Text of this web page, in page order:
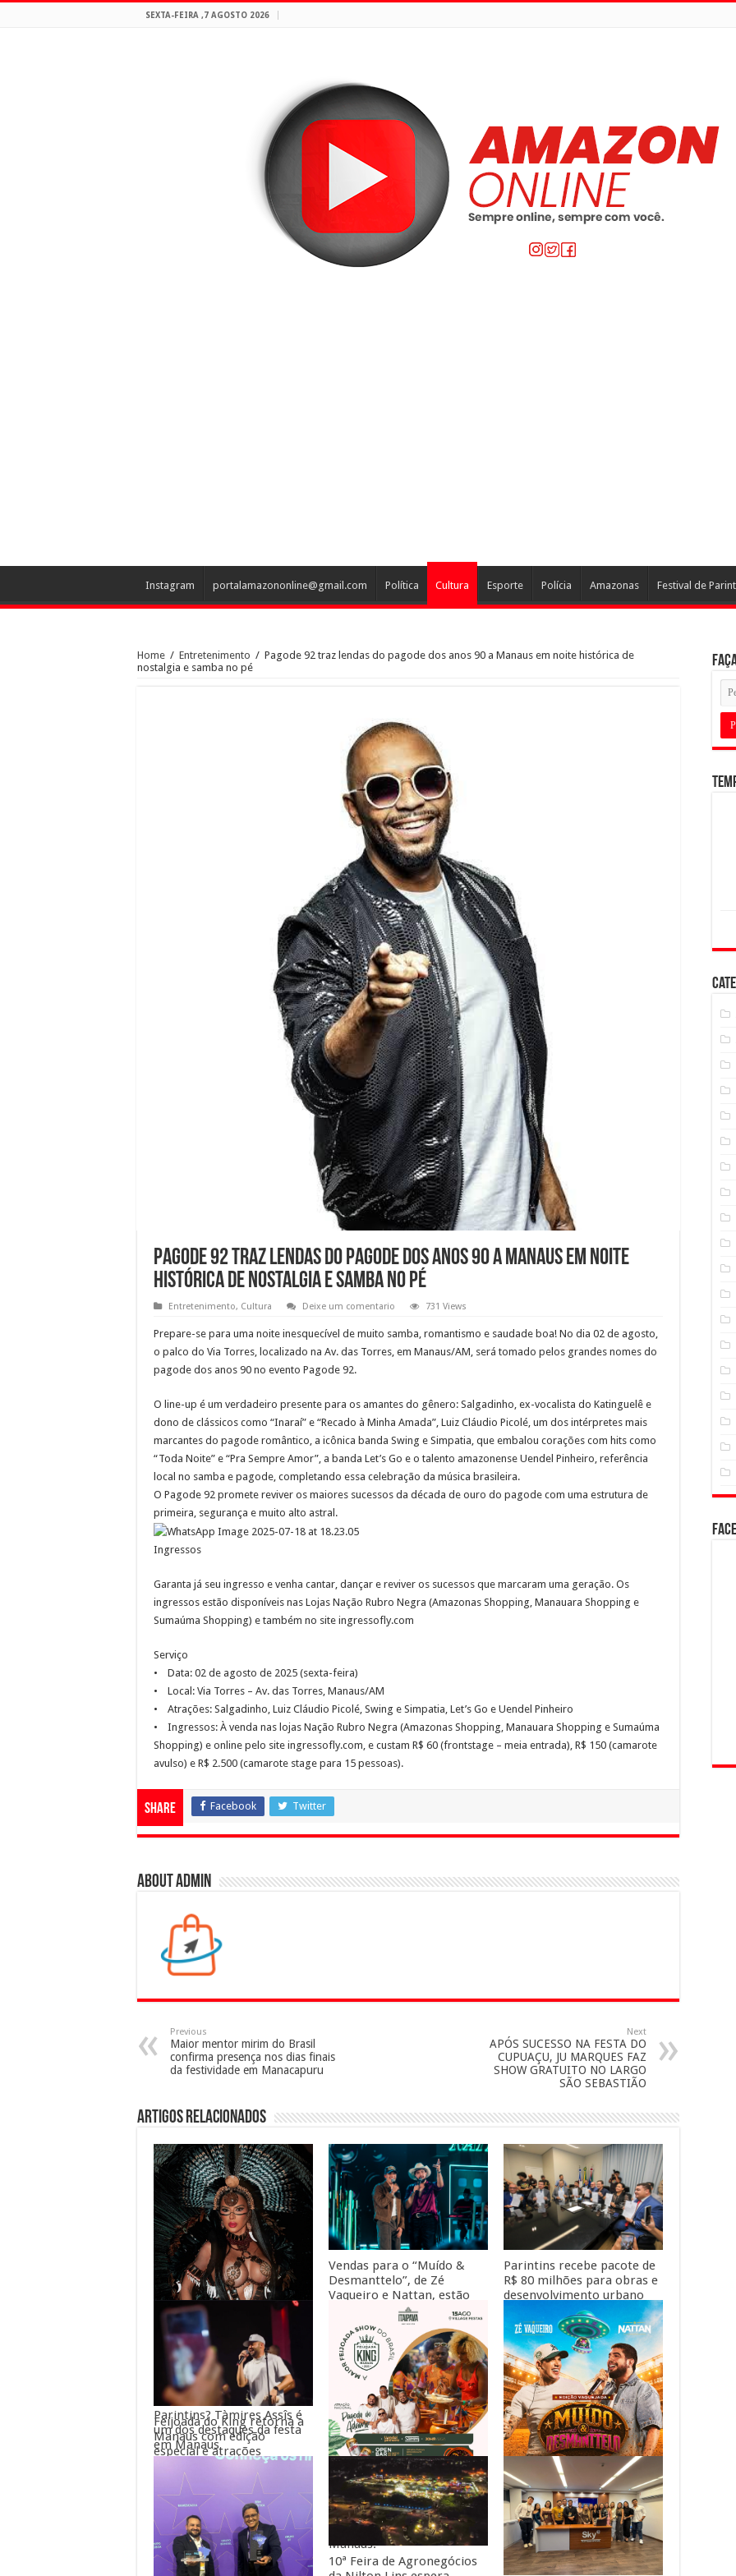
SEXTA-FEIRA ,7 AGOSTO 2026
Instagram portalamazononline@gmail.com Política Cultura Esporte Polícia Amazonas Festival de
Home / Entretenimento / Pagode 92 traz lendas do pagode dos anos 90 a Manaus em noite histórica de
nostalgia e samba no pé
Pagode 92 traz lendas do pagode dos anos 90 a Manaus em noite
histórica de nostalgia e samba no pé
Entretenimento, Cultura Deixe um comentario 731 Views
Prepare-se para uma noite inesquecível de muito samba, romantismo e saudade boa! No dia 02 de agosto,
o palco do Via Torres, localizado na Av. das Torres, em Manaus/AM, será tomado pelos grandes nomes do
pagode dos anos 90 no evento Pagode 92.
O line-up é um verdadeiro presente para os amantes do gênero: Salgadinho, ex-vocalista do Katinguelê e
dono de clássicos como “Inaraí” e “Recado à Minha Amada”, Luiz Cláudio Picolé, um dos intérpretes mais
marcantes do pagode romântico, a icônica banda Swing e Simpatia, que embalou corações com hits como
“Toda Noite” e “Pra Sempre Amor”, a banda Let’s Go e o talento amazonense Uendel Pinheiro, referência
local no samba e pagode, completando essa celebração da música brasileira.
O Pagode 92 promete reviver os maiores sucessos da década de ouro do pagode com uma estrutura de
primeira, segurança e muito alto astral.
Ingressos
Garanta já seu ingresso e venha cantar, dançar e reviver os sucessos que marcaram uma geração. Os
ingressos estão disponíveis nas Lojas Nação Rubro Negra (Amazonas Shopping, Manauara Shopping e
Sumaúma Shopping) e também no site ingressofly.com
Serviço
• Data: 02 de agosto de 2025 (sexta-feira)
• Local: Via Torres – Av. das Torres, Manaus/AM
• Atrações: Salgadinho, Luiz Cláudio Picolé, Swing e Simpatia, Let’s Go e Uendel Pinheiro
• Ingressos: À venda nas lojas Nação Rubro Negra (Amazonas Shopping, Manauara Shopping e Sumaúma
Shopping) e online pelo site ingressofly.com, e custam R$ 60 (frontstage – meia entrada), R$ 150 (camarote
avulso) e R$ 2.500 (camarote stage para 15 pessoas).
Share Facebook Twitter
About admin
Previous
Maior mentor mirim do Brasil
confirma presença nos dias finais
da festividade em Manacapuru
Next
APÓS SUCESSO NA FESTA DO
CUPUAÇU, JU MARQUES FAZ
SHOW GRATUITO NO LARGO
SÃO SEBASTIÃO
Artigos Relacionados
Você sabia que o Amazonas
tem outro grande festival
de boi-bumbá além de
Parintins? Tàmires Assîs é
um dos destaques da festa
em Manaus
Vendas para o “Muído &
Desmanttelo”, de Zé
Vaqueiro e Nattan, estão
Parintins recebe pacote de
R$ 80 milhões para obras e
desenvolvimento urbano
dos senadores Omar Aziz e
Eduardo Braga
Feijoada do King retorna a
Manaus com edição
especial e atrações
A maior Feijoada Show do
Brasil está chegando a
Manaus.
Zé Vaqueiro e Nattan unem
dois dos maiores projetos
do país e estreiam “Muído
& Desmanttelo”
10ª Feira de Agronegócios